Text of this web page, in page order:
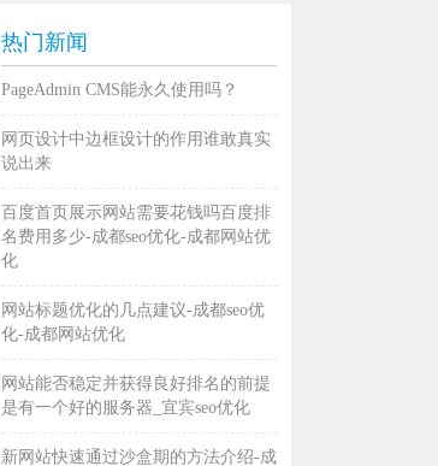
热门新闻
PageAdmin CMS能永久使用吗？
网页设计中边框设计的作用谁敢真实
说出来
百度首页展示网站需要花钱吗百度排
名费用多少-成都seo优化-成都网站优
化
网站标题优化的几点建议-成都seo优
化-成都网站优化
网站能否稳定并获得良好排名的前提
是有一个好的服务器_宜宾seo优化
新网站快速通过沙盒期的方法介绍-成